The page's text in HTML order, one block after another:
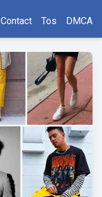
Contact Tos DMCA